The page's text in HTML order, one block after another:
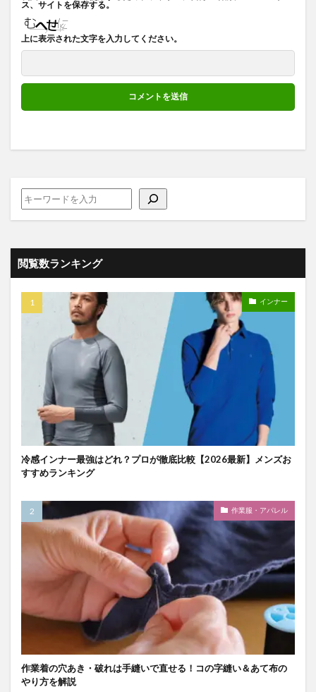
ス、サイトを保存する。
上に表示された文字を入力してください。
閲覧数ランキング
インナー
冷感インナー最強はどれ？プロが徹底比較【2026最新】メンズお
すすめランキング
作業服・アパレル
作業着の穴あき・破れは手縫いで直せる！コの字縫い＆あて布の
やり方を解説